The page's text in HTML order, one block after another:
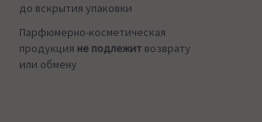
до вскрытия упаковки
Парфюмерно-косметическая
продукция не подлежит возврату
или обмену